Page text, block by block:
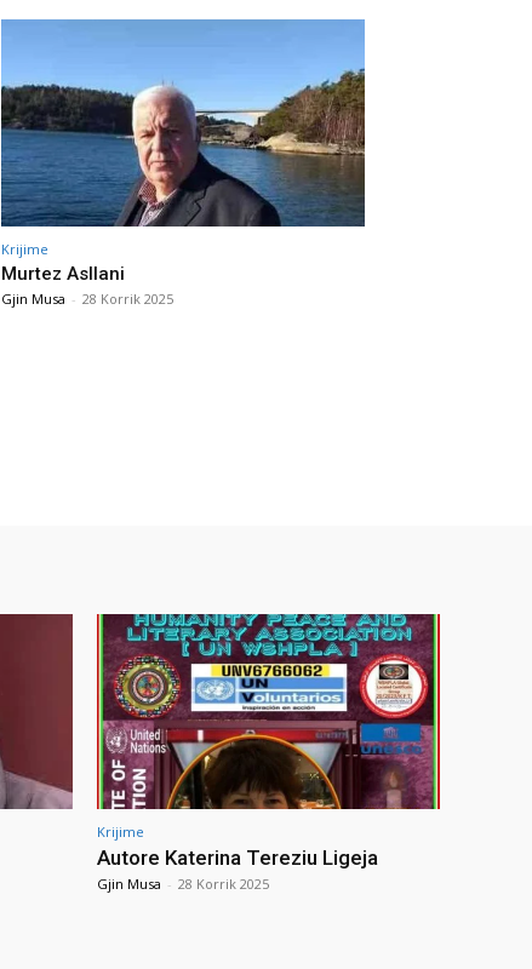
Krijime
Murtez Asllani
Gjin Musa - 28 Korrik 2025
Krijime
Autore Katerina Tereziu Ligeja
Gjin Musa - 28 Korrik 2025